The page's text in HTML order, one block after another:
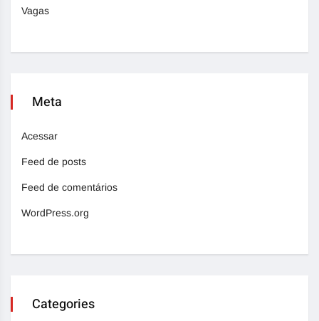
Vagas
Meta
Acessar
Feed de posts
Feed de comentários
WordPress.org
Categories